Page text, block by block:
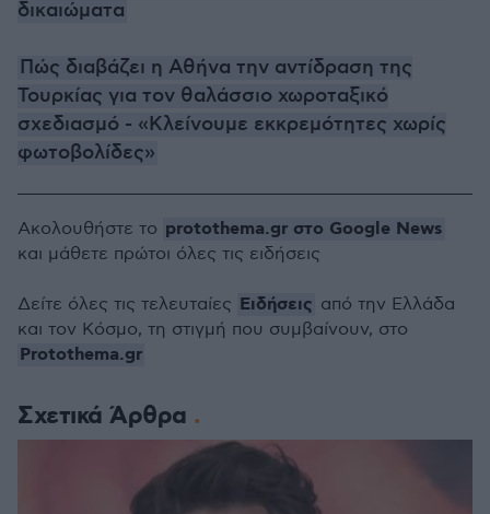
δικαιώματα
Πώς διαβάζει η Αθήνα την αντίδραση της
Τουρκίας για τον θαλάσσιο χωροταξικό
σχεδιασμό - «Κλείνουμε εκκρεμότητες χωρίς
φωτοβολίδες»
Σχετικά Άρθρα
Ακολουθήστε το protothema.gr στο Google News
και μάθετε πρώτοι όλες τις ειδήσεις
Δείτε όλες τις τελευταίες Ειδήσεις από την Ελλάδα
και τον Κόσμο, τη στιγμή που συμβαίνουν, στο
Protothema.gr